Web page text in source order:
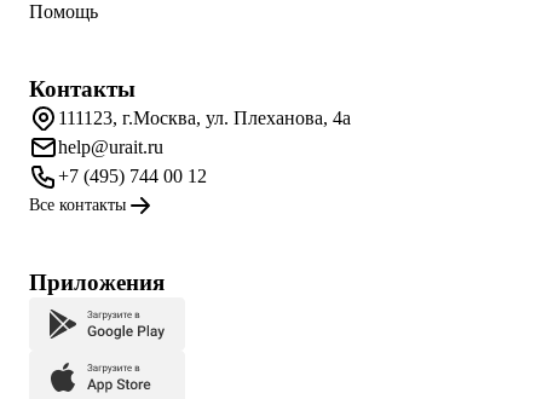
Помощь
Контакты
111123, г.Москва, ул. Плеханова, 4а
help@urait.ru
+7 (495) 744 00 12
Все контакты
Приложения